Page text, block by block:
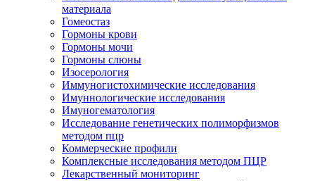
материала
Гомеостаз
Гормоны крови
Гормоны мочи
Гормоны слюны
Изосерология
Иммуногистохимические исследования
Имуннологические исследования
Имуногематология
Исследование генетических полиморфизмов
методом пцр
Коммерческие профили
Комплексные исследования методом ПЦР
Лекарственный мониторинг